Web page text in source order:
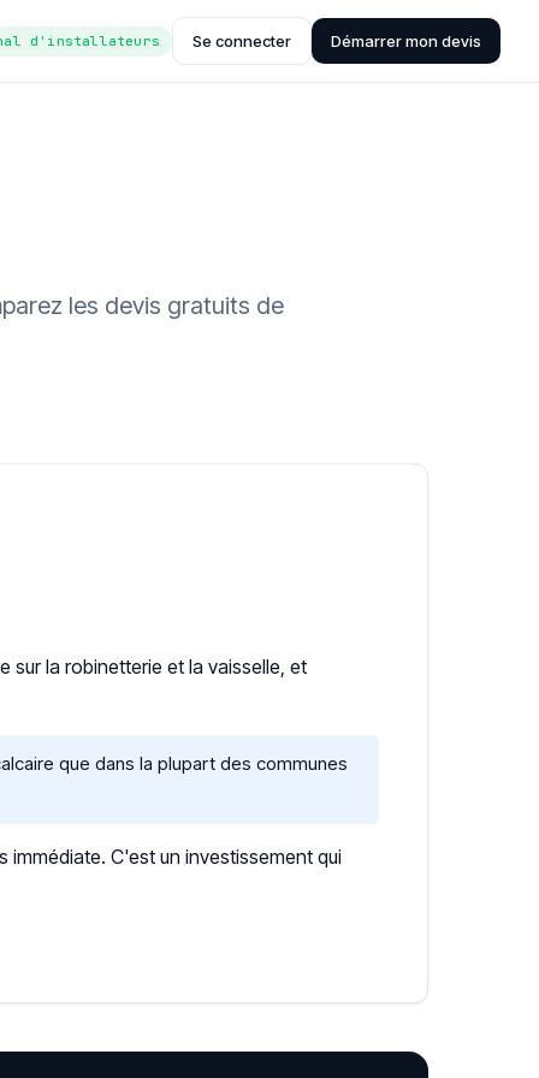
d'installateurs Se connecter Démarrer mon devis
les devis gratuits de
sur la robinetterie et la vaisselle, et
que dans la plupart des communes
C'est un investissement qui